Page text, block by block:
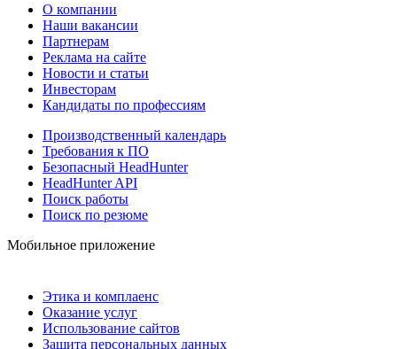
О компании
Наши вакансии
Партнерам
Реклама на сайте
Новости и статьи
Инвесторам
Кандидаты по профессиям
Производственный календарь
Требования к ПО
Безопасный HeadHunter
HeadHunter API
Поиск работы
Поиск по резюме
Мобильное приложение
Этика и комплаенс
Оказание услуг
Использование сайтов
Защита персональных данных